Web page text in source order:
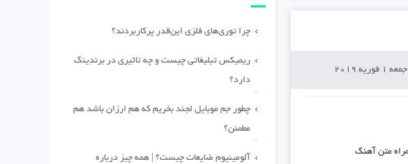
جمعه 1 فوریه 2019
چرا توری‌های فلزی این‌قدر پرکاربردند؟
ریمیکس تبلیغاتی چیست و چه تاثیری در برندینگ
دارد؟
چطور جم موبایل لجند بخریم که هم ارزان باشد هم
مطمئن؟
آلومینیوم ضایعات چیست؟ | همه چیز درباره